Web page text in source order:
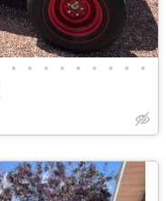
• • • • • • • • •